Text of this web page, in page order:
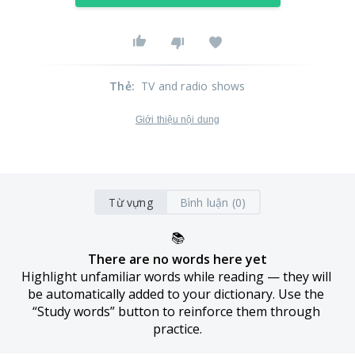
Thẻ: TV and radio shows
Giới thiệu nội dung
Từ vựng Bình luận (0)
📚
There are no words here yet
Highlight unfamiliar words while reading — they will
be automatically added to your dictionary. Use the
“Study words” button to reinforce them through
practice.